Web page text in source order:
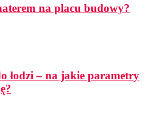
na placu budowy?
łodzi – na jakie parametry